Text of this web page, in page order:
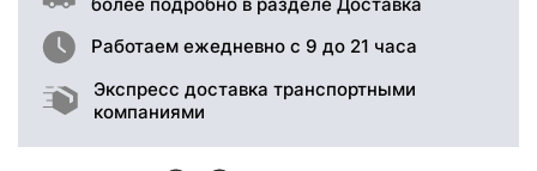
Работаем ежедневно с 9 до 21 часа
Экспресс доставка транспортными
компаниями